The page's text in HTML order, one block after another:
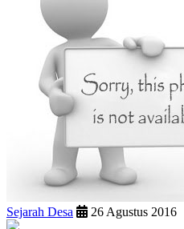
Sejarah Desa 26 Agustus 2016